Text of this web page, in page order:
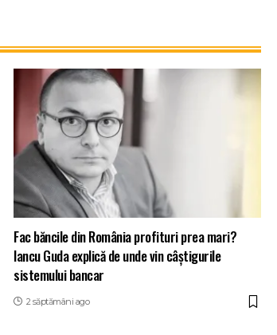
Fac băncile din România profituri prea mari?
Iancu Guda explică de unde vin câștigurile
sistemului bancar
2 săptămâni ago